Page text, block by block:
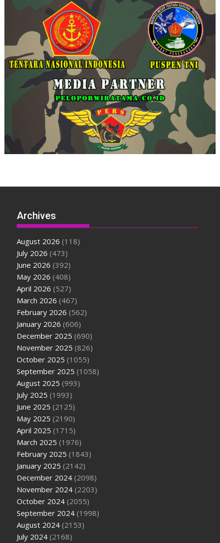
Archives
August 2026 (118)
July 2026 (473)
June 2026 (392)
May 2026 (408)
April 2026 (527)
March 2026 (467)
February 2026 (562)
January 2026 (606)
December 2025 (690)
November 2025 (826)
October 2025 (1055)
September 2025 (1058)
August 2025 (993)
July 2025 (1993)
June 2025 (2125)
May 2025 (2190)
April 2025 (1715)
March 2025 (1976)
February 2025 (1843)
January 2025 (2142)
December 2024 (2098)
November 2024 (2203)
October 2024 (2055)
September 2024 (1998)
August 2024 (2153)
July 2024 (2168)